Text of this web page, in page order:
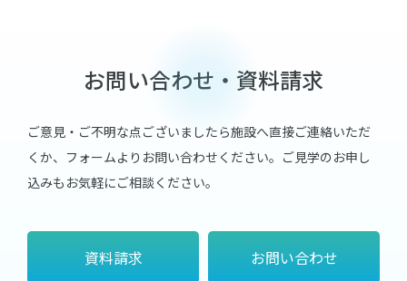
お問い合わせ・資料請求
ご意見・ご不明な点ございましたら施設へ直接ご連絡いただ
くか、フォームよりお問い合わせください。 ご見学のお申し
込みもお気軽にご相談ください。
資料請求 お問い合わせ